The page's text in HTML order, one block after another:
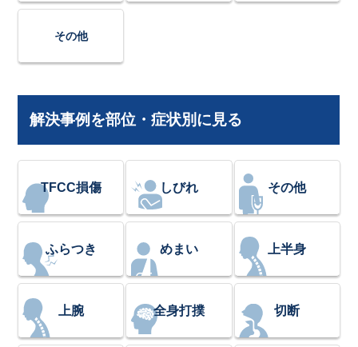
その他
解決事例を部位・症状別に見る
TFCC損傷 しびれ その他
ふらつき めまい 上半身
上腕 全身打撲 切断